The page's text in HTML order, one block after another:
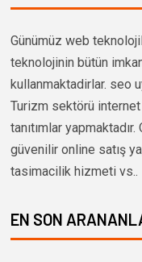
Günümüz web
teknolojinin bütün
kullanmaktadirlar. seo
Turizm sektörü internet
tanıtımlar
güvenilir online satış
tasimacilik hizmeti vs..
EN SON